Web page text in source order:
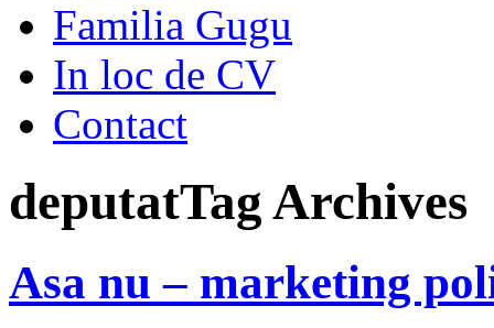
Familia Gugu
In loc de CV
Contact
deputatTag Archives
Asa nu – marketing